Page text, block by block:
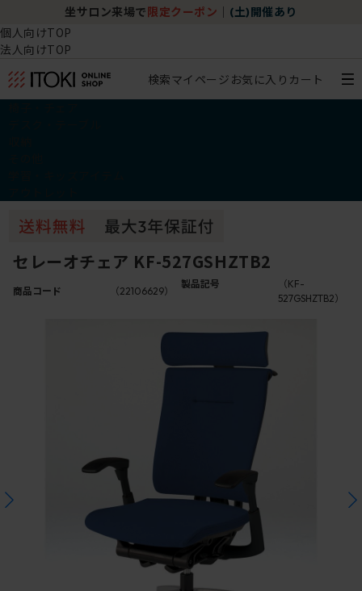
坐サロン来場で 限定クーポン (土)開催あり
個人向けTOP
法人向けTOP
検索マイページ お気に入り カート
セレーオチェア KF-527GSHZTB2
商品コード （22106629）
製品記号
（KF-
527GSHZTB2）